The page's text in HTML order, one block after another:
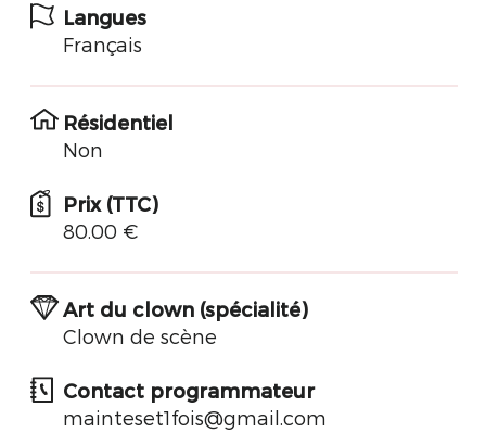
Langues
Français
Résidentiel
Non
Prix (TTC)
80.00 €
Art du clown (spécialité)
Clown de scène
Contact programmateur
mainteset1fois@gmail.com